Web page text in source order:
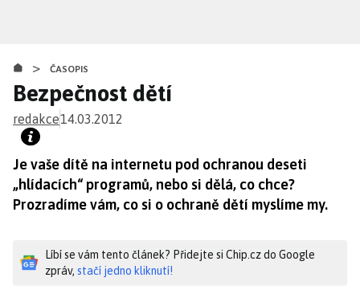
obsahu
> ČASOPIS
Bezpečnost dětí
redakce14.03.2012
Je vaše dítě na internetu pod ochranou deseti
„hlídacích“ programů, nebo si dělá, co chce?
Prozradíme vám, co si o ochraně dětí myslíme my.
Líbí se vám tento článek? Přidejte si Chip.cz do Google
zpráv, stačí jedno kliknutí!